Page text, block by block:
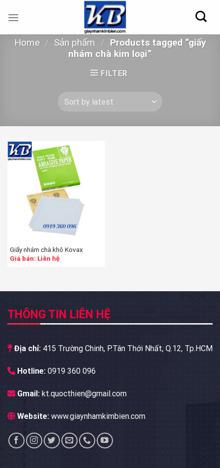
Home / Sản phẩm / Products tagged “giấy
nhám chà kim loại”
FILTER
Giấy nhám chà khô Kovax
Giá bán: Liên hệ
THÔNG TIN LIÊN HỆ
Địa chỉ: 415 Trường Chinh, P.Tân Thới Nhất, Q.12, Tp.HCM
Hotline: 0919 360 096
Gmail: kt.quocthien@gmail.com
Website: www.giaynhamkimbien.com